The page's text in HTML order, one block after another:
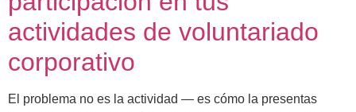
actividades de voluntariado
corporativo
El problema no es la actividad — es cómo la presentas